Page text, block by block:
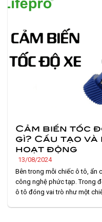
Cảm biến tốc
gì? Cấu tạo
hoạt động
13/08/2024
Bên trong mỗi chiếc ô tô, ẩn
công nghệ phức tạp. Trong
ô tô đóng vai trò như một